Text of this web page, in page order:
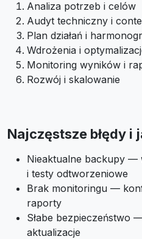
Analiza potrzeb i celów
Audyt techniczny i
Plan działań i
Wdrożenia i
Monitoring wyników i
Rozwój i skalowanie
Najczęstsze błędy i
Nieaktualne backupy —
i testy odtworzeniowe
Brak monitoringu —
raporty
Słabe bezpieczeństwo
aktualizacje